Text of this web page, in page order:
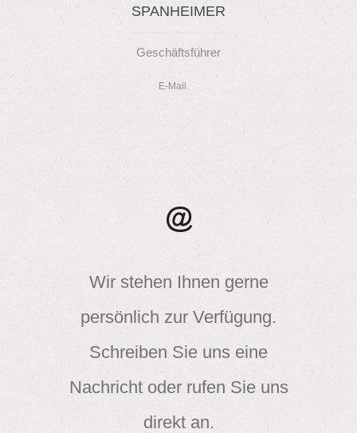
SPANHEIMER
Geschäftsführer
E-Mail
Wir stehen Ihnen gerne
persönlich zur Verfügung.
Schreiben Sie uns eine
Nachricht oder rufen Sie uns
direkt an.